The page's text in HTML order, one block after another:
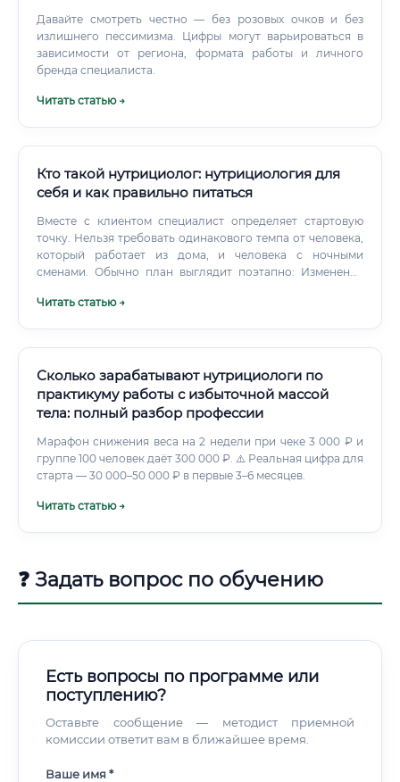
Давайте смотреть честно — без розовых очков и без
излишнего пессимизма. Цифры могут варьироваться в
зависимости от региона, формата работы и личного
бренда специалиста.
Читать статью →
Кто такой нутрициолог: нутрициология для
себя и как правильно питаться
Вместе с клиентом специалист определяет стартовую
точку. Нельзя требовать одинакового темпа от человека,
который работает из дома, и человека с ночными
сменами. Обычно план выглядит поэтапно: Изменения
Читать статью →
Сколько зарабатывают нутрициологи по
практикуму работы с избыточной массой
тела: полный разбор профессии
Марафон снижения веса на 2 недели при чеке 3 000 ₽ и
группе 100 человек даёт 300 000 ₽. ⚠️ Реальная цифра для
старта — 30 000–50 000 ₽ в первые 3–6 месяцев.
Читать статью →
❓ Задать вопрос по обучению
Есть вопросы по программе или
поступлению?
Оставьте сообщение — методист приемной
комиссии ответит вам в ближайшее время.
Ваше имя *